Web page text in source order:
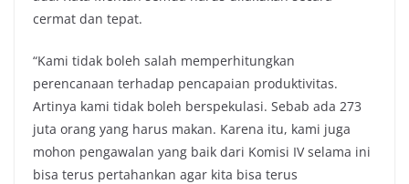
cermat dan tepat.
“Kami tidak boleh salah memperhitungkan
perencanaan terhadap pencapaian produktivitas.
Artinya kami tidak boleh berspekulasi. Sebab ada 273
juta orang yang harus makan. Karena itu, kami juga
mohon pengawalan yang baik dari Komisi IV selama ini
bisa terus pertahankan agar kita bisa terus